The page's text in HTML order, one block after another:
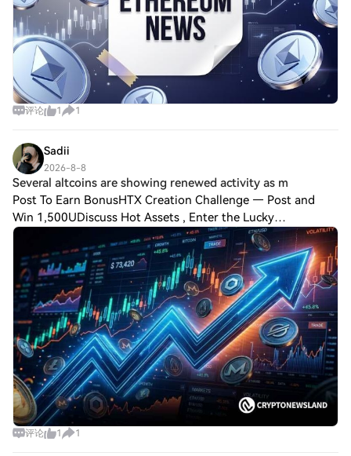
评论 1 1
Sadii
2026-8-8
Several altcoins are showing renewed activity as m
Post To Earn BonusHTX Creation Challenge — Post and
Win 1,500UDiscuss Hot Assets , Enter the Lucky
DrawSeveral altcoins are showing renewed activity as
market sentiment gradually improves. Infrastruct
评论 1 1